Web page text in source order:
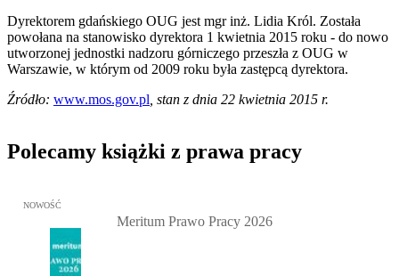
Dyrektorem gdańskiego OUG jest mgr inż. Lidia Król. Została
powołana na stanowisko dyrektora 1 kwietnia 2015 roku - do nowo
utworzonej jednostki nadzoru górniczego przeszła z OUG w
Warszawie, w którym od 2009 roku była zastępcą dyrektora.
Źródło: www.mos.gov.pl, stan z dnia 22 kwietnia 2015 r.
Polecamy książki z prawa pracy
Przejdź do: Meritum Prawo Pracy 2026, Kazimierz Jaśkowski -
NOWOŚĆ
Meritum Prawo Pracy 2026